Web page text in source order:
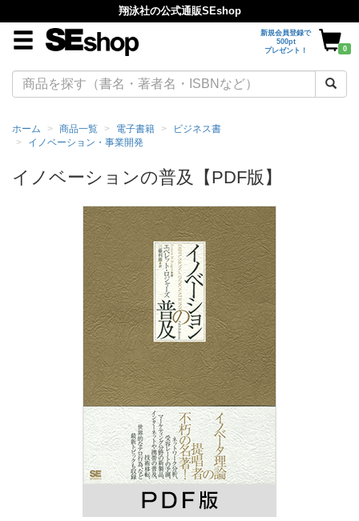
翔泳社の公式通販SEshop
新規会員登録で
500pt
プレゼント！
0
ホーム 商品一覧 電子書籍
ビジネス書
イノベーション・事業開発
イノベーションの普及【PDF版】